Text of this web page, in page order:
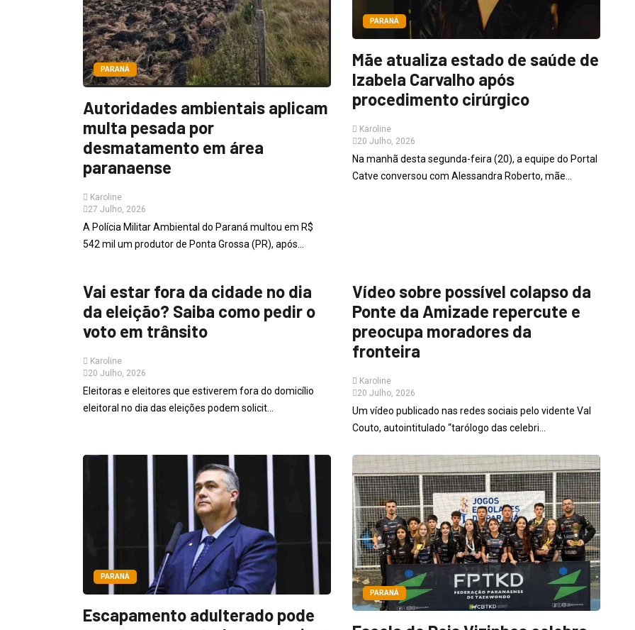
PARANÁ
Autoridades ambientais aplicam
multa pesada por
desmatamento em área
paranaense
Karoline
27 Julho, 2026
A Polícia Militar Ambiental do Paraná multou em R$
542 mil um produtor de Ponta Grossa (PR), após...
PARANÁ
Mãe atualiza estado de saúde de
Izabela Carvalho após
procedimento cirúrgico
Karoline
20 Julho, 2026
Na manhã desta segunda-feira (20), a equipe do Portal
Catve conversou com Alessandra Roberto, mãe...
Vai estar fora da cidade no dia
da eleição? Saiba como pedir o
voto em trânsito
Karoline
20 Julho, 2026
Eleitoras e eleitores que estiverem fora do domicílio
eleitoral no dia das eleições podem solicit...
Vídeo sobre possível colapso da
Ponte da Amizade repercute e
preocupa moradores da
fronteira
Karoline
20 Julho, 2026
Um vídeo publicado nas redes sociais pelo vidente Val
Couto, autointitulado “tarólogo das celebri...
PARANÁ
Escapamento adulterado pode
PARANÁ